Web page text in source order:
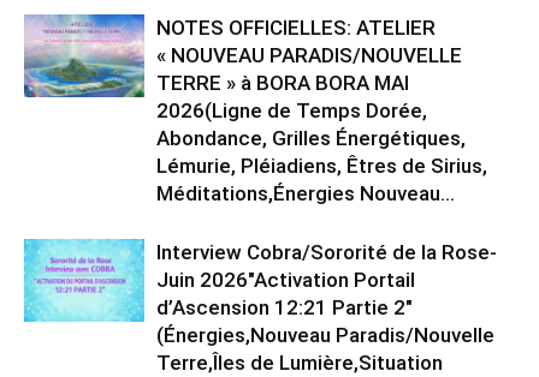
NOTES OFFICIELLES: ATELIER
« NOUVEAU PARADIS/NOUVELLE
TERRE » à BORA BORA MAI
2026(Ligne de Temps Dorée,
Abondance, Grilles Énergétiques,
Lémurie, Pléiadiens, Êtres de Sirius,
Méditations,Énergies Nouveau...
Interview Cobra/Sororité de la Rose-
Juin 2026″Activation Portail
d’Ascension 12:21 Partie 2″
(Énergies,Nouveau Paradis/Nouvelle
Terre,Îles de Lumière,Situation